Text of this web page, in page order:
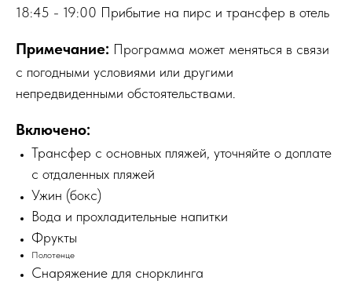
18:45 - 19:00 Прибытие на пирс и трансфер в отель
Примечание: Программа может меняться в связи
с погодными условиями или другими
непредвиденными обстоятельствами.
Включено:
Трансфер с основных пляжей, уточняйте о доплате
с отдаленных пляжей
Ужин (бокс)
Вода и прохладительные напитки
Фрукты
Полотенце
Снаряжение для снорклинга